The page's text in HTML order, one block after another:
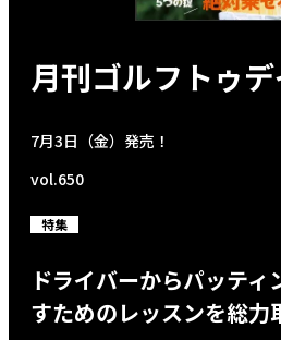
月刊ゴルフトゥデ
7月3日（金）発売！
vol.650
特集
ドライバーからパッテ
すためのレッスンを総力